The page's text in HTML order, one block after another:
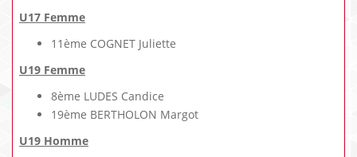
U17 Femme
11ème COGNET Juliette
U19 Femme
8ème LUDES Candice
19ème BERTHOLON Margot
U19 Homme